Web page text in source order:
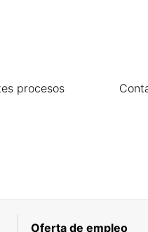
procesos
Oferta de empleo